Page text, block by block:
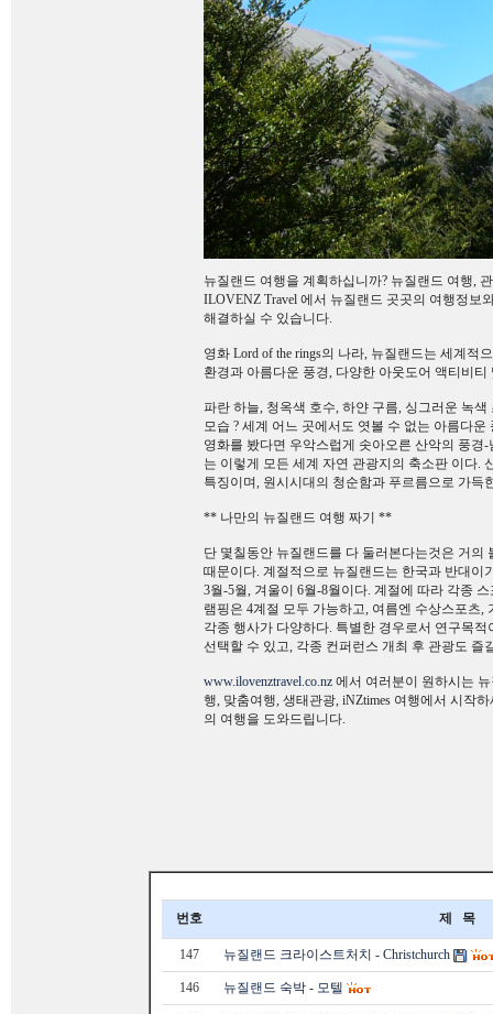
뉴질랜드 여행을 계획하십니까? 뉴질랜드 여행,
ILOVENZ Travel 에서 뉴질랜드 곳곳의 여행정보
해결하실 수 있습니다.
영화 Lord of the rings의 나라, 뉴질랜드는 세계
환경과 아름다운 풍경, 다양한 아웃도어 액티비
파란 하늘, 청옥색 호수, 하얀 구름, 싱그러운 녹
모습 ? 세계 어느 곳에서도 엿볼 수 없는 아름다
영화를 봤다면 우악스럽게 솟아오른 산악의 풍경-
는 이렇게 모든 세계 자연 관광지의 축소판 이다.
특징이며, 원시시대의 청순함과 푸르름으로 가
** 나만의 뉴질랜드 여행 짜기 **
단 몇칠동안 뉴질랜드를 다 둘러본다는것은 거의
때문이다. 계절적으로 뉴질랜드는 한국과 반대이
3월-5월, 겨울이 6월-8월이다. 계절에 따라 각종
램핑은 4계절 모두 가능하고, 여름엔 수상스포츠
각종 행사가 다양하다. 특별한 경우로서 연구목
선택할 수 있고, 각종 컨퍼런스 개최 후 관광도 즐
www.ilovenztravel.co.nz 에서 여러분이 원하시는
행, 맞춤여행, 생태관광, iNZtimes 여행에서 시작
의 여행을 도와드립니다.
번호 제 목
147 뉴질랜드 크라이스트처치 - Christchurch
146 뉴질랜드 숙박 - 모텔